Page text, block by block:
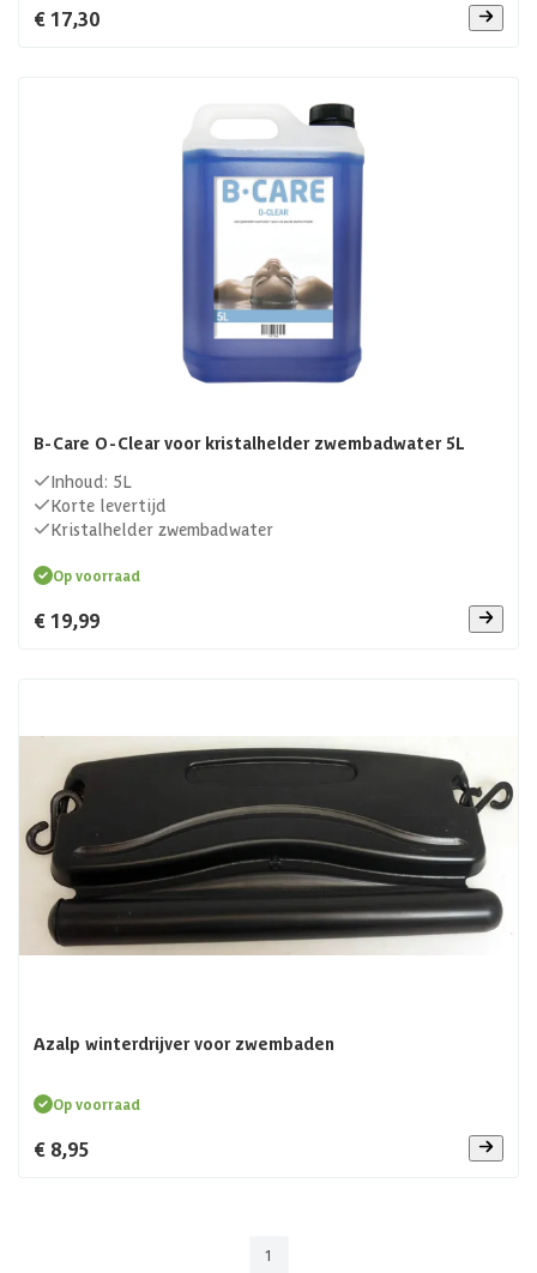
€ 17,30
B-Care O-Clear voor kristalhelder zwembadwater 5L
Inhoud: 5L
Korte levertijd
Kristalhelder zwembadwater
Op voorraad
€ 19,99
Azalp winterdrijver voor zwembaden
Op voorraad
€ 8,95
1